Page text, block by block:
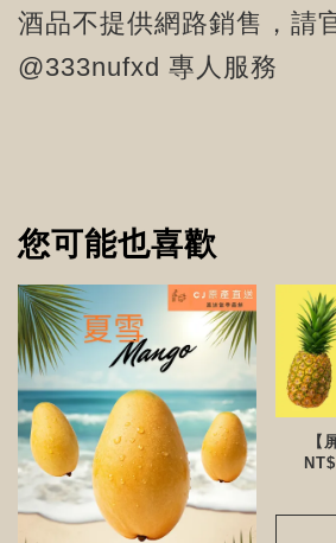
酒品不提供網路銷售，請
@333nufxd 專人服務
您可能也喜歡
【